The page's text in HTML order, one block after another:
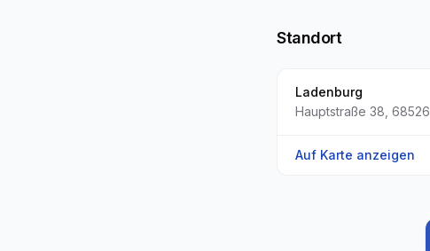
Standort
Ladenburg
Hauptstraße 38 68526
Auf Karte anzeigen